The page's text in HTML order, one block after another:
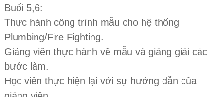
Buổi 5,6:
Thực hành công trình mẫu cho hệ thống
Plumbing/Fire Fighting.
Giảng viên thực hành vẽ mẫu và giảng giải các
bước làm.
Học viên thực hiện lại với sự hướng dẫn của